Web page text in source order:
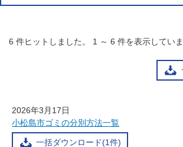
6 件ヒットしました。 1 ～ 6 件を表示していま
2026年3月17日
小松島市ゴミの分別方法一覧
一括ダウンロード(1件)